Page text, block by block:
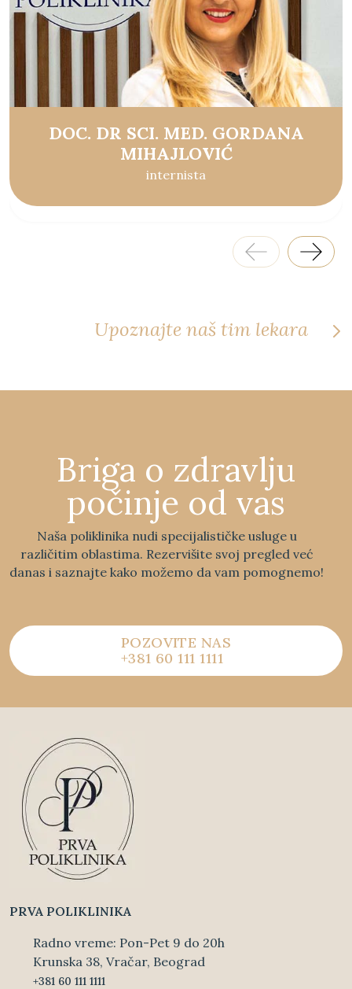
DOC. DR SCI. MED. GORDANA
MIHAJLOVIĆ
internista
Upoznajte naš tim lekara
Briga o zdravlju
počinje od vas
Naša poliklinika nudi specijalističke usluge u
različitim oblastima. Rezervišite svoj pregled već
danas i saznajte kako možemo da vam pomognemo!
POZOVITE NAS
+381 60 111 1111
PRVA POLIKLINIKA
Radno vreme: Pon-Pet 9 do 20h
Krunska 38, Vračar, Beograd
+381 60 111 1111